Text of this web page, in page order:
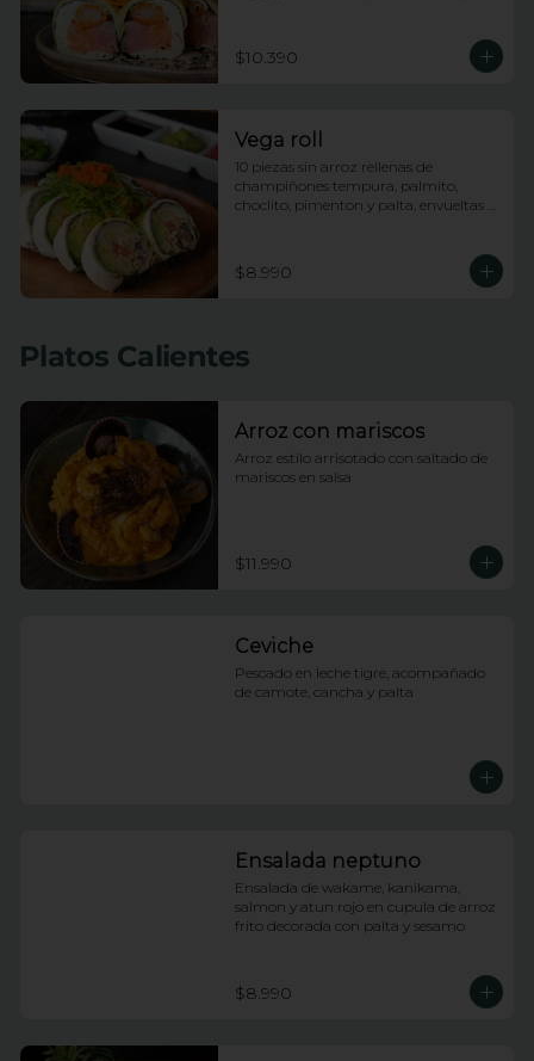
$10.390
Vega roll
10 piezas sin arroz rellenas de
champiñones tempura, palmito,
choclito, pimenton y palta, envueltas
$8.990
Platos Calientes
Arroz con mariscos
Arroz estilo arrisotado con saltado de
mariscos en salsa
$11.990
Ceviche
Pescado en leche tigre, acompañado
de camote, cancha y palta
Ensalada neptuno
Ensalada de wakame, kanikama,
salmon y atun rojo en cupula de arroz
frito decorada con palta y sesamo
$8.990